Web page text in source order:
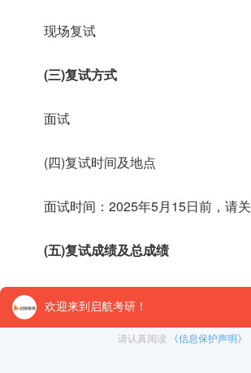
现场复试
(三)复试方式
面试
(四)复试时间及地点
面试时间：2025年5月15日前，请
(五)复试成绩及总成绩
复试成绩满分为100分。复试成绩
总成绩=初试成绩÷1.5×50%+复试成